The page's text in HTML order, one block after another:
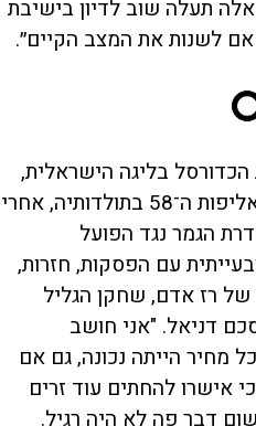
תעלה שוב לדיון בישיבת
לשנות את המצב הקיים״.
בליגה הישראלית,
בזכייה של מכבי תל־אביב באליפות ה־58 בתולדותיה, אחרי
הגמר נגד הפועל
עם הפסקות, חזרות,
של רז אדם, שחקן הגליל
דניאל. "אני חושב
מחיר הייתה נכונה, גם אם
אישרו להחתים עוד זרים
דבר פה לא היה רגיל.